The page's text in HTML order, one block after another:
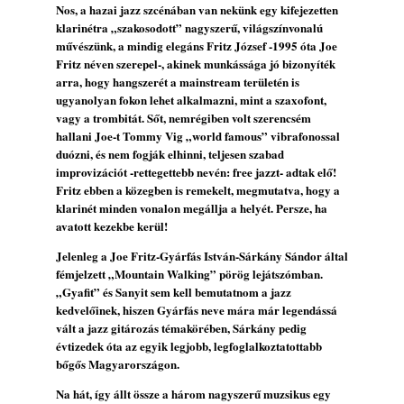
2026. augusztus 04.
Kikkel beszéltem 2.0 – 5. rész: D
2026. augusztus 04.
Lemezek a hatvanas-hetvenes évekből - 84.
rész: Irving Ashby – Memoirs
2026. augusztus 04.
Gondolataim - 2026 (XI. évfolyam - 8. rész)
2026. augusztus 02.
Exkluzív interjú Bóna Lászlóval
2026. augusztus 01.
Ma 40 éves Gyarmati Gábor és 54 éves
Florian Ross
2026. augusztus 01.
Magyar jazzmuzsikus szülők és zenész
gyermekeik – 42. rész: Vörös László +
Vörösné Strausz Eszter + Vörös Bence
2026. július 30.
Nos, a hazai jazz szcénában van nekünk egy kifejezetten
klarinétra „szakosodott” nagyszerű, világszínvonalú
művészünk, a mindig elegáns Fritz József -1995 óta Joe
Fritz néven szerepel-, akinek munkássága jó bizonyíték
arra, hogy hangszerét a mainstream területén is
ugyanolyan fokon lehet alkalmazni, mint a szaxofont,
vagy a trombitát. Sőt, nemrégiben volt szerencsém
hallani Joe-t Tommy Vig „world famous” vibrafonossal
duózni, és nem fogják elhinni, teljesen szabad
improvizációt -rettegettebb nevén: free jazzt- adtak elő!
Fritz ebben a közegben is remekelt, megmutatva, hogy a
klarinét minden vonalon megállja a helyét. Persze, ha
avatott kezekbe kerül!
Jelenleg a Joe Fritz-Gyárfás István-Sárkány Sándor által
fémjelzett „Mountain Walking” pörög lejátszómban.
„Gyafit” és Sanyit sem kell bemutatnom a jazz
kedvelőinek, hiszen Gyárfás neve mára már legendássá
vált a jazz gitározás témakörében, Sárkány pedig
évtizedek óta az egyik legjobb, legfoglalkoztatottabb
bőgős Magyarországon.
Na hát, így állt össze a három nagyszerű muzsikus egy